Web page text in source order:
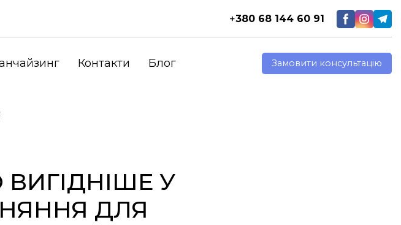
+380 68 144 60 91
Контакти Блог Замовити консультацію
У
ДЛЯ